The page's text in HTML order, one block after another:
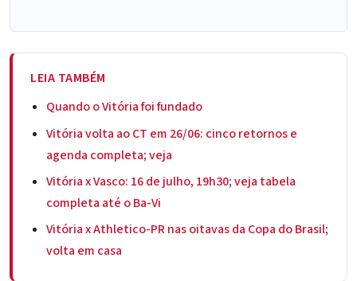
LEIA TAMBÉM
Quando o Vitória foi fundado
Vitória volta ao CT em 26/06: cinco retornos e
agenda completa; veja
Vitória x Vasco: 16 de julho, 19h30; veja tabela
completa até o Ba-Vi
Vitória x Athletico-PR nas oitavas da Copa do Brasil;
volta em casa